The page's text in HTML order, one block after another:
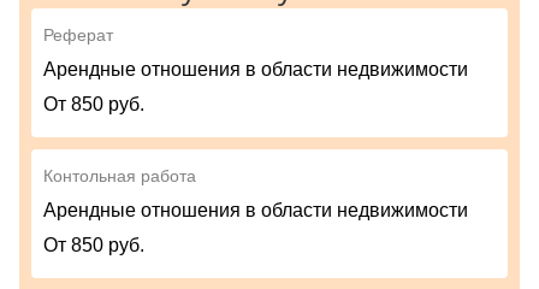
Реферат
Арендные отношения в области недвижимости
От 850 руб.
Контольная работа
Арендные отношения в области недвижимости
От 850 руб.